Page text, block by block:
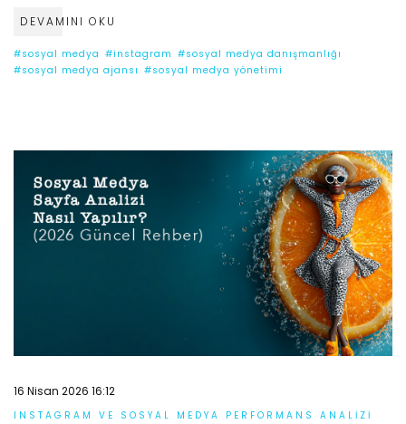
DEVAMINI OKU
#sosyal medya #instagram #sosyal medya danışmanlığı
#sosyal medya ajansı #sosyal medya yönetimi
16 Nisan 2026 16:12
INSTAGRAM VE SOSYAL MEDYA PERFORMANS ANALIZI